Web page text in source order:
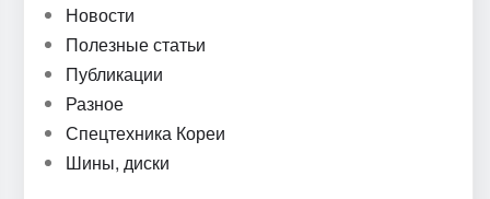
Новости
Полезные статьи
Публикации
Разное
Спецтехника Кореи
Шины, диски